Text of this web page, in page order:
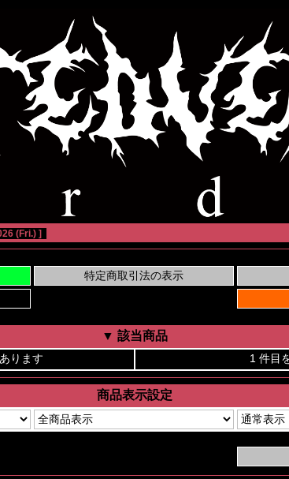
(Fri.) ]
▼ 該当商品
ります 1 件目
商品表示設定